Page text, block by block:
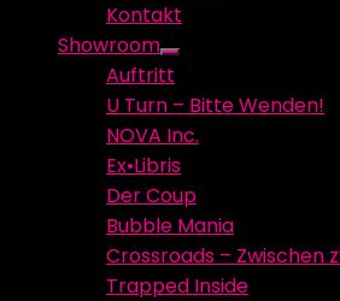
Kontakt
Showroom
Show
sub
menu
Auftritt
U Turn – Bitte Wenden!
NOVA Inc.
Ex•Libris
Der Coup
Bubble Mania
Crossroads – Zwischen
Trapped Inside